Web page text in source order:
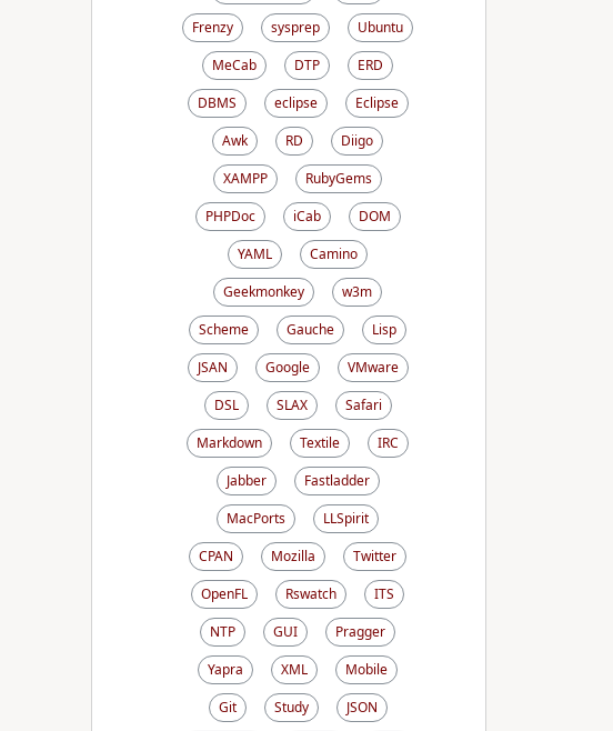
Frenzy
sysprep
Ubuntu
MeCab
DTP
ERD
DBMS
eclipse
Eclipse
Awk
RD
Diigo
XAMPP
RubyGems
PHPDoc
iCab
DOM
YAML
Camino
Geekmonkey
w3m
Scheme
Gauche
Lisp
JSAN
Google
VMware
DSL
SLAX
Safari
Markdown
Textile
IRC
Jabber
Fastladder
MacPorts
LLSpirit
CPAN
Mozilla
Twitter
OpenFL
Rswatch
ITS
NTP
GUI
Pragger
Yapra
XML
Mobile
Git
Study
JSON